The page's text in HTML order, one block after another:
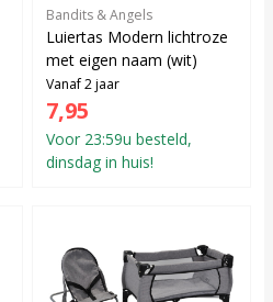
Bandits & Angels
Luiertas Modern lichtroze
met eigen naam (wit)
Vanaf 2 jaar
7,95
Voor 23:59u besteld,
dinsdag in huis!